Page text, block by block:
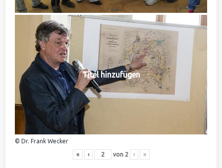
Titel hinzufügen
© Dr. Frank Wecker
« ‹ von 2 › »